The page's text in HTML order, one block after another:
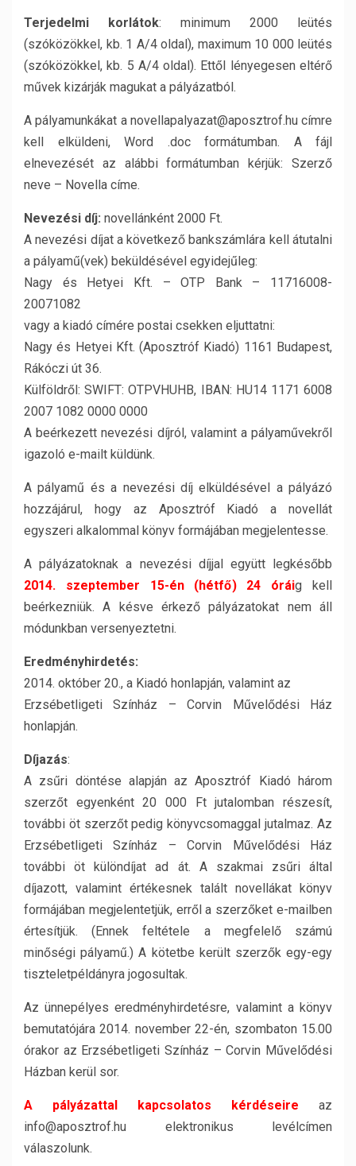
Terjedelmi korlátok: minimum 2000 leütés
(szóközökkel, kb. 1 A/4 oldal), maximum 10 000 leütés
(szóközökkel, kb. 5 A/4 oldal). Ettől lényegesen eltérő
művek kizárják magukat a pályázatból.
A pályamunkákat a novellapalyazat@aposztrof.hu címre
kell elküldeni, Word .doc formátumban. A fájl
elnevezését az alábbi formátumban kérjük: Szerző
neve – Novella címe.
Nevezési díj: novellánként 2000 Ft.
A nevezési díjat a következő bankszámlára kell átutalni
a pályamű(vek) beküldésével egyidejűleg:
Nagy és Hetyei Kft. – OTP Bank – 11716008-
20071082
vagy a kiadó címére postai csekken eljuttatni:
Nagy és Hetyei Kft. (Aposztróf Kiadó) 1161 Budapest,
Rákóczi út 36.
Külföldről: SWIFT: OTPVHUHB, IBAN: HU14 1171 6008
2007 1082 0000 0000
A beérkezett nevezési díjról, valamint a pályaművekről
igazoló e-mailt küldünk.
A pályamű és a nevezési díj elküldésével a pályázó
hozzájárul, hogy az Aposztróf Kiadó a novellát
egyszeri alkalommal könyv formájában megjelentesse.
A pályázatoknak a nevezési díjjal együtt legkésőbb
2014. szeptember 15-én (hétfő) 24 óráig kell
beérkezniük. A késve érkező pályázatokat nem áll
módunkban versenyeztetni.
Eredményhirdetés:
2014. október 20., a Kiadó honlapján, valamint az
Erzsébetligeti Színház – Corvin Művelődési Ház
honlapján.
Díjazás:
A zsűri döntése alapján az Aposztróf Kiadó három
szerzőt egyenként 20 000 Ft jutalomban részesít,
további öt szerzőt pedig könyvcsomaggal jutalmaz. Az
Erzsébetligeti Színház – Corvin Művelődési Ház
további öt különdíjat ad át. A szakmai zsűri által
díjazott, valamint értékesnek talált novellákat könyv
formájában megjelentetjük, erről a szerzőket e-mailben
értesítjük. (Ennek feltétele a megfelelő számú
minőségi pályamű.) A kötetbe került szerzők egy-egy
tiszteletpéldányra jogosultak.
Az ünnepélyes eredményhirdetésre, valamint a könyv
bemutatójára 2014. november 22-én, szombaton 15.00
órakor az Erzsébetligeti Színház – Corvin Művelődési
Házban kerül sor.
A pályázattal kapcsolatos kérdéseire az
info@aposztrof.hu elektronikus levélcímen
válaszolunk.